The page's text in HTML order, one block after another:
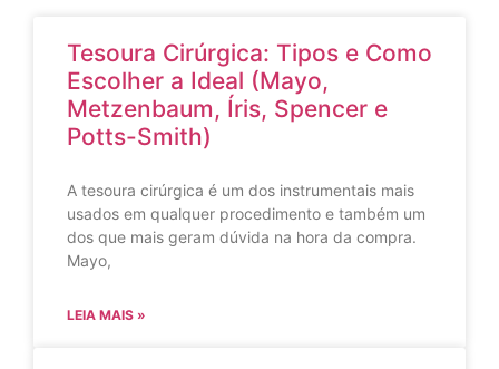
Tesoura Cirúrgica: Tipos e Como
Escolher a Ideal (Mayo,
Metzenbaum, Íris, Spencer e
Potts-Smith)
A tesoura cirúrgica é um dos instrumentais mais
usados em qualquer procedimento e também um
dos que mais geram dúvida na hora da compra.
Mayo,
LEIA MAIS »